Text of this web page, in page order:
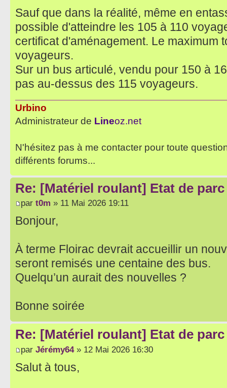
Sauf que dans la réalité, même en
possible d'atteindre les 105 à 110
certificat d'aménagement. Le maximum
voyageurs.
Sur un bus articulé, vendu pour 150 à
pas au-dessus des 115 voyageurs.
Urbino
Administrateur de Lineoz.net
N'hésitez pas à me contacter pour toute
différents forums...
Re: [Matériel roulant] Etat de
par t0m » 11 Mai 2026 19:11
Bonjour,
À terme Floirac devrait accueillir un
seront remisés une centaine des bus.
Quelqu’un aurait des nouvelles ?
Bonne soirée
Re: [Matériel roulant] Etat de
par Jérémy64» 12 Mai 2026 16:30
Salut à tous,